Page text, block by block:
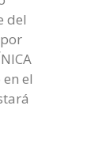
del
el